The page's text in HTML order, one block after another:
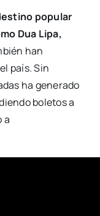
popular
Dua Lipa,
han
país. Sin
ha generado
boletos a
a